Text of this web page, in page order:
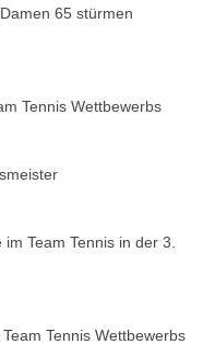
65 stürmen
Tennis Wettbewerbs
Team Tennis in der 3.
Tennis Wettbewerbs